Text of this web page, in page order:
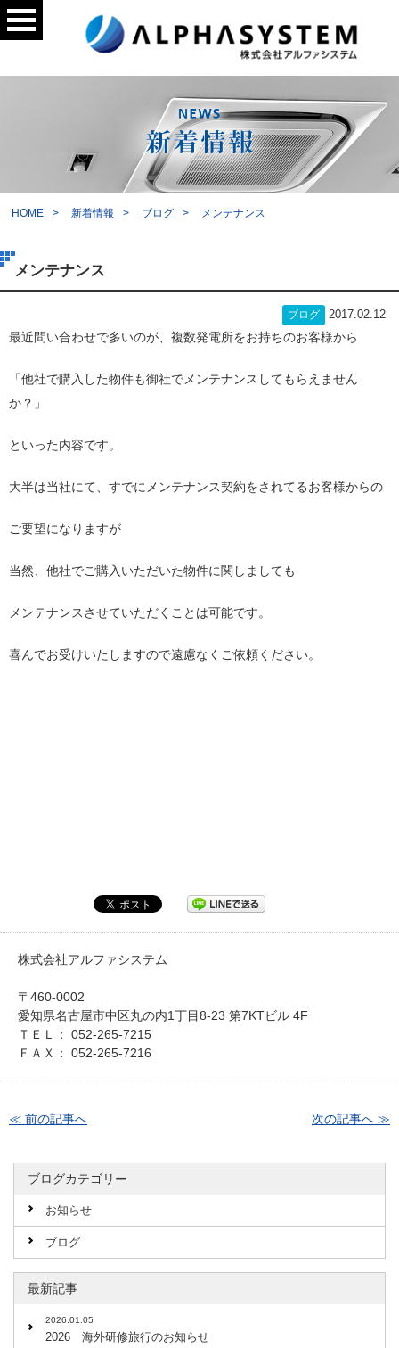
HOME 新着情報 ブログ メンテナンス
メンテナンス
ブログ 2017.02.12
最近問い合わせで多いのが、複数発電所をお持ちのお客様から
「他社で購入した物件も御社でメンテナンスしてもらえません
か？」
といった内容です。
大半は当社にて、すでにメンテナンス契約をされてるお客様からの
ご要望になりますが
当然、他社でご購入いただいた物件に関しましても
メンテナンスさせていただくことは可能です。
喜んでお受けいたしますので遠慮なくご依頼ください。
株式会社アルファシステム
〒460-0002
愛知県名古屋市中区丸の内1丁目8-23 第7KTビル 4F
ＴＥＬ： 052-265-7215
ＦＡＸ： 052-265-7216
≪ 前の記事へ 次の記事へ ≫
ブログカテゴリー
お知らせ
ブログ
最新記事
2026.01.05
2026 海外研修旅行のお知らせ